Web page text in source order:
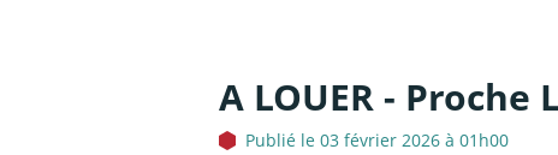
A LOUER - Proche
Publié le 03 février 2026 à 01h00